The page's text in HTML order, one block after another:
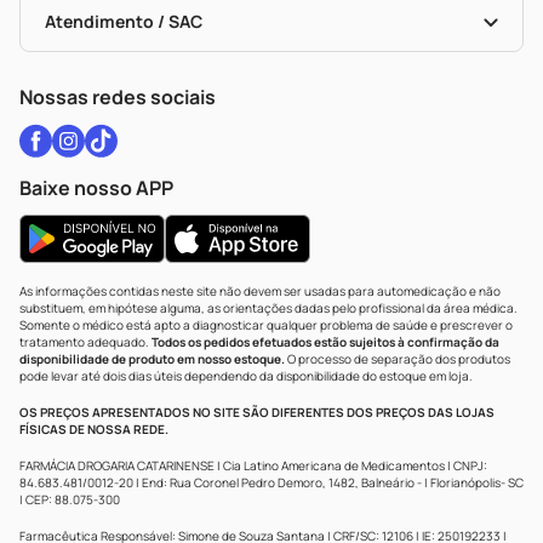
Políticas De Marketplace
Vacinas
Portal Da Privacidade
Atendimento / SAC
WhatsApp (47) 9202-1687
Nossas redes sociais
Baixe nosso APP
As informações contidas neste site não devem ser usadas para automedicação e não
substituem, em hipótese alguma, as orientações dadas pelo profissional da área médica.
Somente o médico está apto a diagnosticar qualquer problema de saúde e prescrever o
tratamento adequado. Todos os pedidos efetuados estão sujeitos à confirmação da
disponibilidade de produto em nosso estoque.O processo de separação dos produtos
pode levar até dois dias úteis dependendo da disponibilidade do estoque em loja.
OS PREÇOS APRESENTADOS NO SITE SÃO DIFERENTES DOS PREÇOS DAS LOJAS
FÍSICAS DE NOSSA REDE.
FARMÁCIA DROGARIA CATARINENSE | Cia Latino Americana de Medicamentos | CNPJ:
84.683.481/0012-20 | End: Rua Coronel Pedro Demoro, 1482, Balneário - | Florianópolis- SC
| CEP: 88.075-300
Farmacêutica Responsável: Simone de Souza Santana | CRF/SC: 12106 | IE: 250192233 |